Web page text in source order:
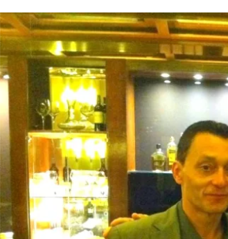
ליגה סינית
ליגה ברזילאית
ליגות נוספות